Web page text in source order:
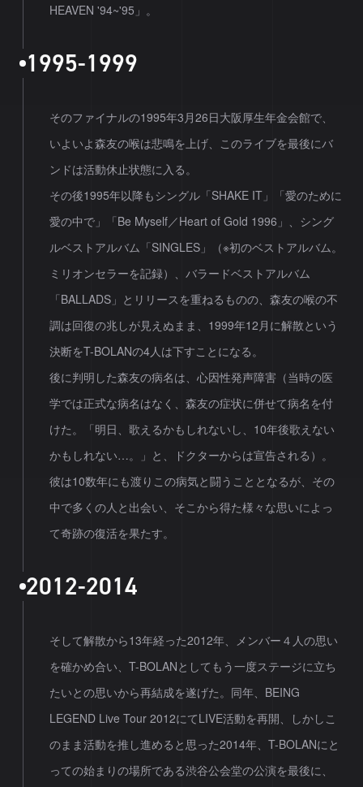
HEAVEN '94~'95」。
1995-1999
そのファイナルの1995年3月26日大阪厚生年金会館で、
いよいよ森友の喉は悲鳴を上げ、このライブを最後にバ
ンドは活動休止状態に入る。
その後1995年以降もシングル「SHAKE IT」「愛のために
愛の中で」「Be Myself／Heart of Gold 1996」、シング
ルベストアルバム「SINGLES」（※初のベストアルバム。
ミリオンセラーを記録）、バラードベストアルバム
「BALLADS」とリリースを重ねるものの、森友の喉の不
調は回復の兆しが見えぬまま、1999年12月に解散という
決断をT-BOLANの4人は下すことになる。
後に判明した森友の病名は、心因性発声障害（当時の医
学では正式な病名はなく、森友の症状に併せて病名を付
けた。「明日、歌えるかもしれないし、10年後歌えない
かもしれない…。」と、ドクターからは宣告される）。
彼は10数年にも渡りこの病気と闘うこととなるが、その
中で多くの人と出会い、そこから得た様々な思いによっ
て奇跡の復活を果たす。
2012-2014
そして解散から13年経った2012年、メンバー４人の思い
を確かめ合い、T-BOLANとしてもう一度ステージに立ち
たいとの思いから再結成を遂げた。同年、BEING
LEGEND Live Tour 2012にてLIVE活動を再開、しかしこ
のまま活動を推し進めると思った2014年、T-BOLANにと
っての始まりの場所である渋谷公会堂の公演を最後に、